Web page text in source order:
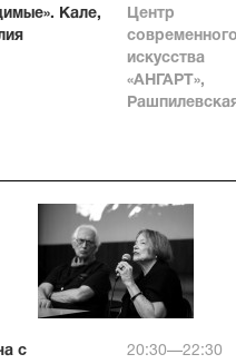
Кале,
Центр
искусства
«АНГАРТ»,
с
20:30—22:30